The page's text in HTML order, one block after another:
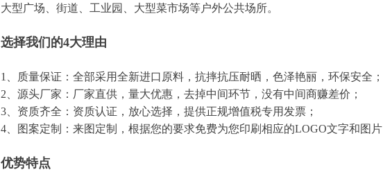
大型广场、街道、工业园、大型菜市场等户外公共场所。
选择我们的4大理由
1、质量保证：全部采用全新进口原料，抗摔抗压耐晒，色泽艳丽，环保安全；
2、源头厂家：厂家直供，量大优惠，去掉中间环节，没有中间商赚差价；
3、资质齐全：资质认证，放心选择，提供正规增值税专用发票；
4、图案定制：来图定制，根据您的要求免费为您印刷相应的LOGO文字和图片
优势特点